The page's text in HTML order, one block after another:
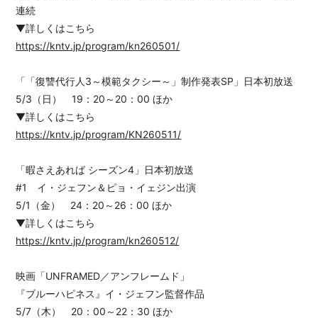
連続
▼詳しくはこちら
https://kntv.jp/program/kn260501/
「「復讐代行人3～模範タクシー～」制作発表SP」日本初放送
5/3（日） 19：20～20：00 ほか
▼詳しくはこちら
https://kntv.jp/program/KN260511/
「暇さえあれば シーズン4」日本初放送
#1 イ・ジェフン＆ピョ・イェジン出演
5/1（金） 24：20～26：00 ほか
▼詳しくはこちら
https://kntv.jp/program/kn260512/
映画「UNFRAMED／アンフレームド」
『ブルーハピネス』イ・ジェフン監督作品
5/7（木） 20：00～22：30 ほか